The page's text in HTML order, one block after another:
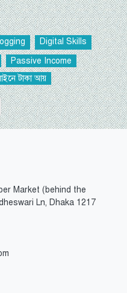
Digital Skills
Passive Income
টাকা আয়
Market (behind the
Ln, Dhaka 1217